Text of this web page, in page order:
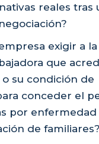
reales tras
exigir a la
que
su condición de
conceder el
por enfermedad
de familiares?